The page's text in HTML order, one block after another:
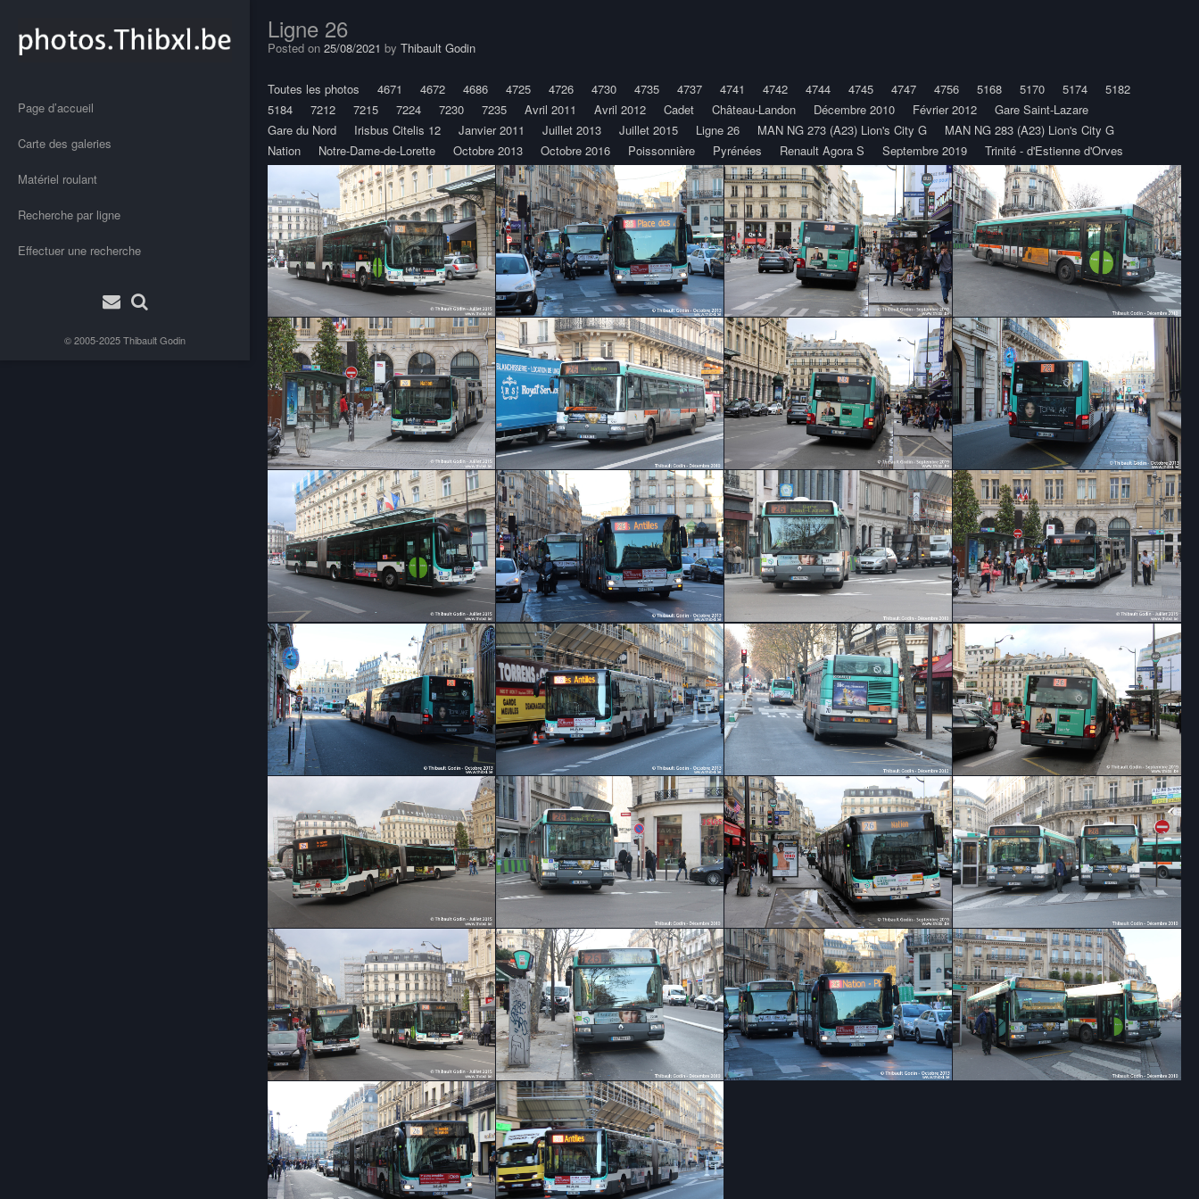
Page d’accueil
Carte des galeries
Matériel roulant
Recherche par ligne
Effectuer une recherche
© 2005-2025Thibault Godin
Ligne 26
Posted on 25/08/2021 by Thibault Godin
Toutes les photos 4671 4672 4686 4725 4726 4730 4735 4737 4741 4742 4744 4745 4747 4756 5168 5170 5174
5182
5184
7212 7215 7224 7230 7235 Avril 2011 Avril 2012 Cadet Château-Landon Décembre 2010 Février 2012
Gare Saint-Lazare
Gare du Nord
Irisbus Citelis 12 Janvier 2011 Juillet 2013 Juillet 2015 Ligne 26 MAN NG 273 (A23) Lion's City G
MAN NG 283 (A23) Lion's City G
Nation
Notre-Dame-de-Lorette Octobre 2013 Octobre 2016 Poissonnière Pyrénées Renault Agora S Septembre 2019 Trinité - d'Estienne d'Orves